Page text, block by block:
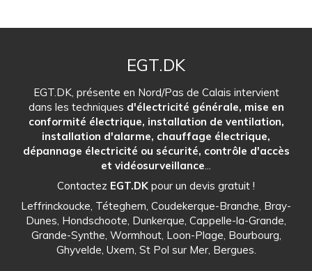
EGT.DK
EGT.DK, présente en Nord/Pas de Calais intervient
dans les techniques d'électricité générale, mise en
conformité électrique, installation de ventilation,
installation d'alarme, chauffage électrique,
dépannage électricité ou sécurité, contrôle d'accès
et vidéosurveillance...
Contactez EGT.DK pour un devis gratuit !
Leffrinckoucke, Téteghem, Coudekerque-Branche, Bray-
Dunes, Hondschoote, Dunkerque, Cappelle-la-Grande,
Grande-Synthe, Wormhout, Loon-Plage, Bourbourg,
Ghyvelde, Uxem, St Pol sur Mer, Bergues.